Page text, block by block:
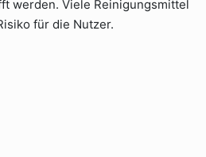
werden. Viele Reinigungsmittel
für die Nutzer.